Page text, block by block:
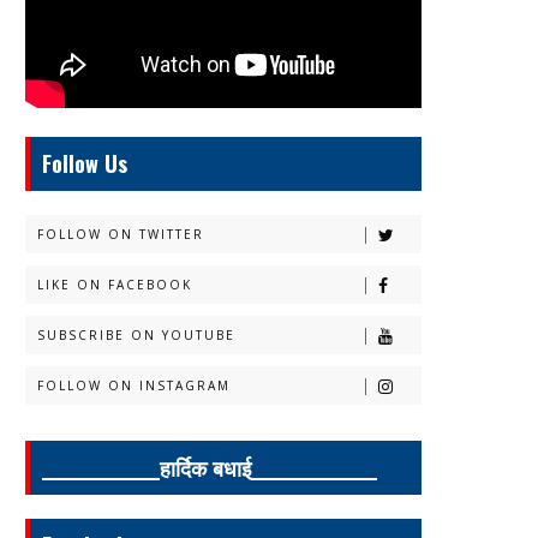
Follow Us
FOLLOW ON TWITTER
LIKE ON FACEBOOK
SUBSCRIBE ON YOUTUBE
FOLLOW ON INSTAGRAM
______________हार्दिक बधाई_______________